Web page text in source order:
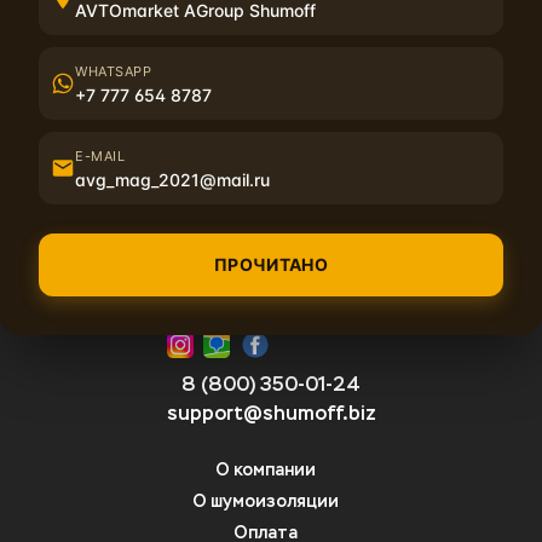
Написать отзыв
8 (800) 350-01-24
support@shumoff.biz
О компании
О шумоизоляции
Оплата
AVTOmarket AGroup Shumoff
WHATSAPP
+7 777 654 8787
E-MAIL
avg_mag_2021@mail.ru
ПРОЧИТАНО